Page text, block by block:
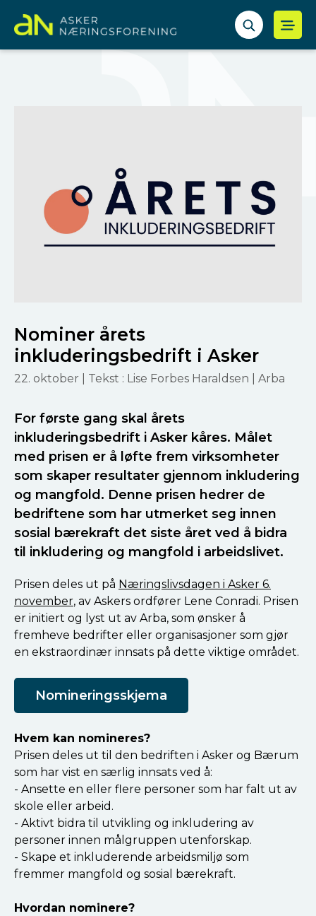
Nominer årets
inkluderingsbedrift i Asker
22. oktober | Tekst : Lise Forbes Haraldsen | Arba
For første gang skal årets
inkluderingsbedrift i Asker kåres. Målet
med prisen er å løfte frem virksomheter
som skaper resultater gjennom inkludering
og mangfold. Denne prisen hedrer de
bedriftene som har utmerket seg innen
sosial bærekraft det siste året ved å bidra
til inkludering og mangfold i arbeidslivet.
Prisen deles ut på Næringslivsdagen i Asker 6.
november, av Askers ordfører Lene Conradi. Prisen
er initiert og lyst ut av Arba, som ønsker å
fremheve bedrifter eller organisasjoner som gjør
en ekstraordinær innsats på dette viktige området.
Nomineringsskjema
Hvem kan nomineres?
Prisen deles ut til den bedriften i Asker og Bærum
som har vist en særlig innsats ved å:
- Ansette en eller flere personer som har falt ut av
skole eller arbeid.
- Aktivt bidra til utvikling og inkludering av
personer innen målgruppen utenforskap.
- Skape et inkluderende arbeidsmiljø som
fremmer mangfold og sosial bærekraft.
Hvordan nominere?